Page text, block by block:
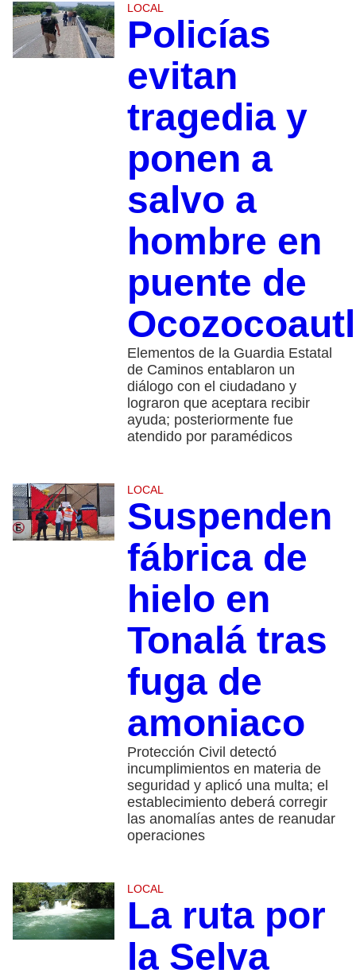
LOCAL
Policías
evitan
tragedia y
ponen a
salvo a
hombre en
puente de
Elementos de la Guardia Estatal
de Caminos entablaron un
diálogo con el ciudadano y
lograron que aceptara recibir
ayuda; posteriormente fue
atendido por paramédicos
LOCAL
Suspenden
fábrica de
hielo en
Tonalá tras
fuga de
amoniaco
Protección Civil detectó
incumplimientos en materia de
seguridad y aplicó una multa; el
establecimiento deberá corregir
las anomalías antes de reanudar
operaciones
LOCAL
La ruta por
la Selva